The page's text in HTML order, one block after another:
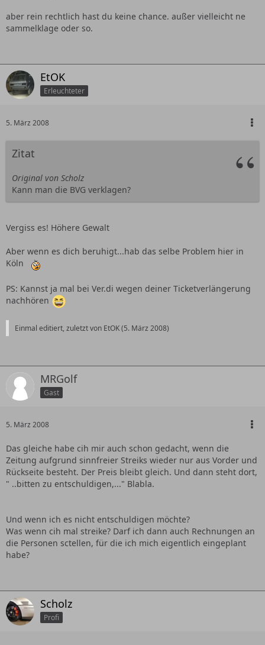
aber rein rechtlich hast du keine chance. außer vielleicht ne
sammelklage oder so.
EtOK
Erleuchteter
5. März 2008
Zitat
Original von Scholz
Kann man die BVG verklagen?
Vergiss es! Höhere Gewalt
Aber wenn es dich beruhigt...hab das selbe Problem hier in
Köln
PS: Kannst ja mal bei Ver.di wegen deiner Ticketverlängerung
nachhören
Einmal editiert, zuletzt von EtOK (5. März 2008)
MRGolf
Gast
5. März 2008
Das gleiche habe cih mir auch schon gedacht, wenn die
Zeitung aufgrund sinnfreier Streiks wieder nur aus Vorder und
Rückseite besteht. Der Preis bleibt gleich. Und dann steht dort,
" ..bitten zu entschuldigen,..." Blabla.
Und wenn ich es nicht entschuldigen möchte?
Was wenn cih mal streike? Darf ich dann auch Rechnungen an
die Personen sctellen, für die ich mich eigentlich eingeplant
habe?
Scholz
Profi